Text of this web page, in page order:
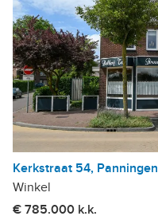
Kerkstraat 54, Panningen
Winkel
€ 785.000 k.k.